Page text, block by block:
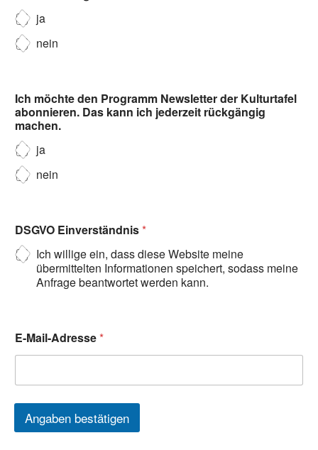
ja
nein
Ich möchte den Programm Newsletter der Kulturtafel
abonnieren. Das kann ich jederzeit rückgängig
machen.
ja
nein
DSGVO Einverständnis*
Ich willige ein, dass diese Website meine
übermittelten Informationen speichert, sodass meine
Anfrage beantwortet werden kann.
E-Mail-Adresse*
Angaben bestätigen